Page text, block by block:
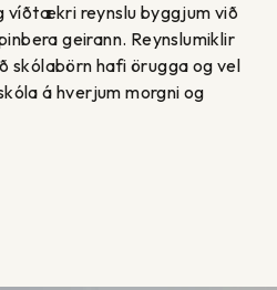
víðtækri reynslu byggjum við
geirann. Reynslumiklir
skólabörn hafi örugga og vel
á hverjum morgni og